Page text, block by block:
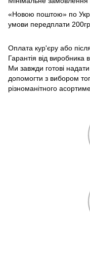
«Новою поштою» по
умови передплати
Оплата кур'єру або
Гарантія від виробника
Ми завжди готові
допомогти з вибором
різноманітного